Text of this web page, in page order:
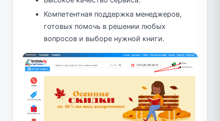
Компетентная поддержка менеджеров,
готовых помочь в решении любых
вопросов и выборе нужной книги.